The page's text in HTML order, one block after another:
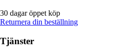
30 dagar öppet köp
Returnera din beställning
Tjänster